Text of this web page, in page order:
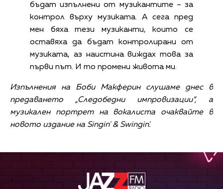
бъдат изпълнени от музикантите – за
контрол върху музиката. А сега пред
мен бяха тези музиканти, които се
оставяха да бъдат контролирани от
музиката, аз наистина виждах това за
първи път. И то промени живота ми.
Изпълнения на Боби Макферин слушаме днес в
предаването „Следобедни импровизации“, а
музикален портрет на вокалиста очаквайте в
новото издание на Singin' & Swingin'.